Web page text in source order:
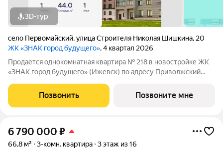
3D-тур
село Первомайский,улица Строителя Николая Шишкина, 20
ЖК «ЗНАК город будущего», 4 квартал 2026
Продается однокомнатная квартира № 218 в новостройке ЖК
«ЗНАК город будущего» (Ижевск) по адресу Приволжский
Завьяловский, село Первомайский, ул. Строителя Николая
Шишкина, 11/1. Общая площадь квартиры
Позвонить Позвоните мне
6 790 000 ₽
66,8 м² 3-комн. квартира 3 этаж из 16